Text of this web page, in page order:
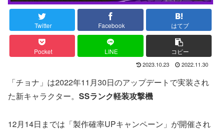
Twitter Facebook はてブ
Pocket LINE コピー
2023.10.23 2022.11.30
「チョナ」は2022年11月30日のアップデートで実装され
た新キャラクター。 SSランク軽装攻撃機
12月14日までは「製作確率UPキャンペーン」が開催され